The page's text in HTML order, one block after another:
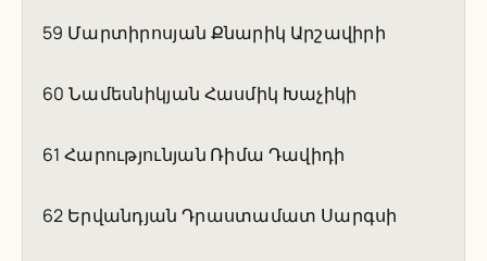
59 Մարտիրոսյան Քնարիկ Արշավիրի
60 Նամեսնիկյան Հասմիկ Խաչիկի
61 Հարությունյան Ռիմա Դավիդի
62 Երվանդյան Դրաստամատ Սարգսի